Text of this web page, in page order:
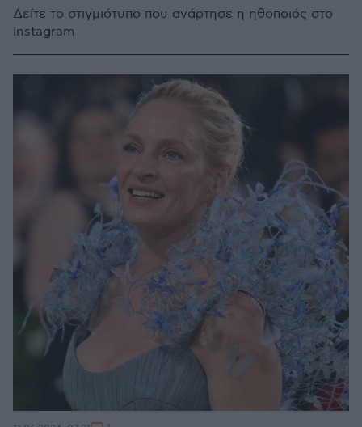
Δείτε το στιγμιότυπο που ανάρτησε η ηθοποιός στο
Instagram